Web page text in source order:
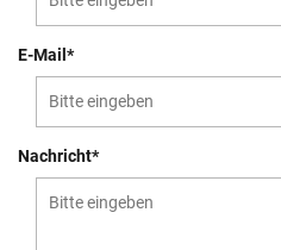
E-Mail*
Nachricht*